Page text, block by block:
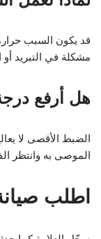
قد يكون السبب
مشكلة في التبريد
هل أرفع درجة
الضبط الأقصى لا
الموصى به وانتظر
اطلب